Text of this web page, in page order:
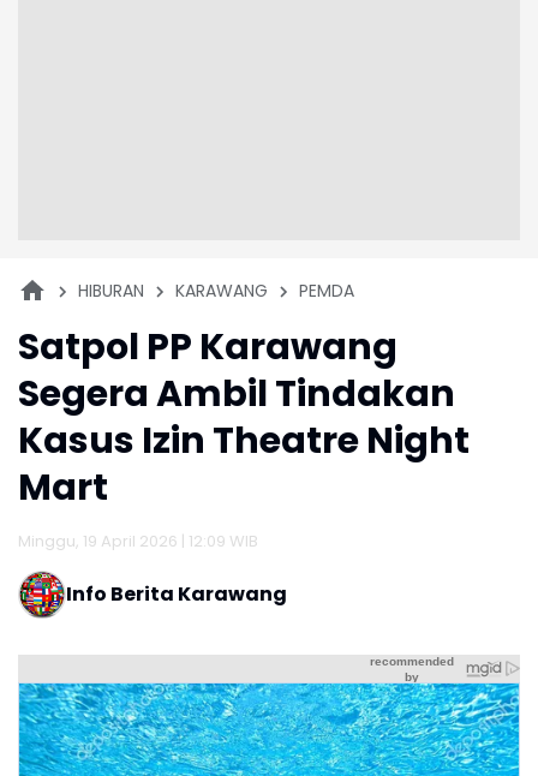
HIBURAN KARAWANG PEMDA
Satpol PP Karawang
Segera Ambil Tindakan
Kasus Izin Theatre Night
Mart
Minggu, 19 April 2026 | 12:09 WIB
Info Berita Karawang